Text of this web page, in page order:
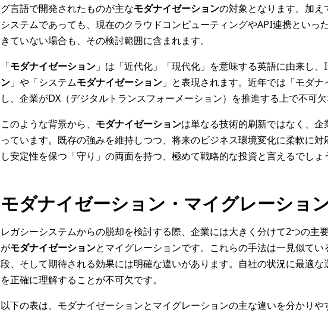
グ言語で開発されたものが主なモダナイゼーションの対象となります。加
システムであっても、現在のクラウドコンピューティングやAPI連携といっ
きていない場合も、その検討範囲に含まれます。
「モダナイゼーション 」は「近代化」「現代化」を意味する英語に由来し
ン 」や「システムモダナイゼーション 」と表現されます。近年では「モダ
し、企業がDX（デジタルトランスフォーメーション）を推進する上で不可
このような背景から、 モダナイゼーションは単なる技術的刷新ではなく、
っています。既存の強みを維持しつつ、将来のビジネス環境変化に柔軟に
し安定性を保つ「守り」の両面を持つ、極めて戦略的な投資と言えるでしょ
モダナイゼーション・マイグレーショ
レガシーシステムからの脱却を検討する際、企業には大きく分けて2つの主
がモダナイゼーションとマイグレーションです。これらの手法は一見似て
段、そして期待される効果には明確な違いがあります。自社の状況に最適
を正確に理解することが不可欠です。
以下の表は、モダナイゼーションとマイグレーションの主な違いを分かりや